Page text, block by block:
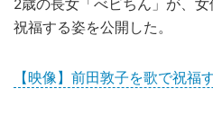
2歳の長女「べビちん」が、女
祝福する姿を公開した。
【映像】前田敦子を歌で祝福